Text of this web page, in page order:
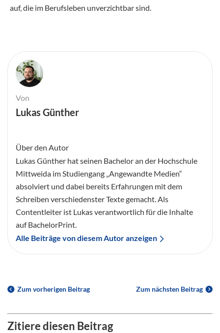
auf, die im Berufsleben unverzichtbar sind.
Von
Lukas Günther
Über den Autor
Lukas Günther hat seinen Bachelor an der Hochschule
Mittweida im Studiengang „Angewandte Medien“
absolviert und dabei bereits Erfahrungen mit dem
Schreiben verschiedenster Texte gemacht. Als
Contentleiter ist Lukas verantwortlich für die Inhalte
auf BachelorPrint.
Alle Beiträge von diesem Autor anzeigen
Zum vorherigen Beitrag Zum nächsten Beitrag
Zitiere diesen Beitrag